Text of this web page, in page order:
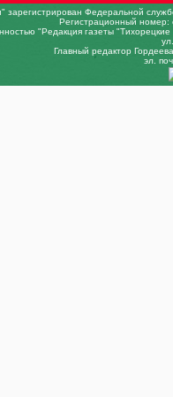
зарегистрирован Федеральной
Регистрационный
"Редакция газеты
Главный редактор
эл.